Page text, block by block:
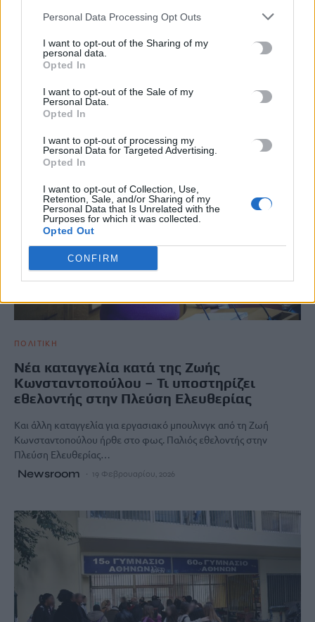
Personal Data Processing Opt Outs
I want to opt-out of the Sharing of my
personal data.
Opted In
I want to opt-out of the Sale of my
Personal Data.
Opted In
I want to opt-out of processing my
Personal Data for Targeted Advertising.
Opted In
I want to opt-out of Collection, Use,
Retention, Sale, and/or Sharing of my
Personal Data that Is Unrelated with the
Purposes for which it was collected.
Opted Out
CONFIRM
εγκεφαλικό – Καταγγελίες πως δεχόταν
bullying στο σχολείο
Θλίψη έχει προκαλέσει στην εκπαιδευτική κοινότητα
Σοφίας Χρηστίδου, η οποία έφυγε…
Newsroom
ΠΟΛΙΤΙΚΗ
Nέα καταγγελία κατά της Ζωής
Κωνσταντοπούλου – Τι υποστηρίζει
εθελοντής στην Πλεύση Ελευθερίας
Και άλλη καταγγελία για εργασιακό μπουλινγκ από τη Ζωή
Κωνσταντοπούλου ήρθε στο φως. Παλιός εθελοντής στην
Πλεύση Ελευθερίας…
Newsroom 19 Φεβρουαρίου, 2026